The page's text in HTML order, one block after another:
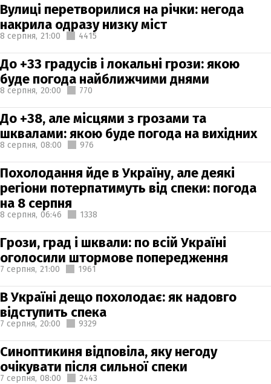
Вулиці перетворилися на річки: негода
накрила одразу низку міст
8 серпня, 21:00 4415
До +33 градусів і локальні грози: якою
буде погода найближчими днями
8 серпня, 20:00 770
До +38, але місцями з грозами та
шквалами: якою буде погода на вихідних
8 серпня, 08:00 976
Похолодання йде в Україну, але деякі
регіони потерпатимуть від спеки: погода
на 8 серпня
8 серпня, 06:46 1338
Грози, град і шквали: по всій Україні
оголосили штормове попередження
7 серпня, 21:00 1961
В Україні дещо похолодає: як надовго
відступить спека
7 серпня, 20:00 9329
Синоптикиня відповіла, яку негоду
очікувати після сильної спеки
7 серпня, 08:00 2443